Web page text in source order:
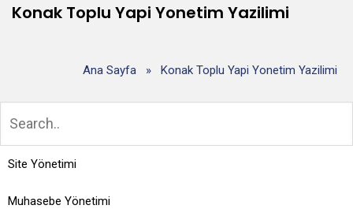
Konak Toplu Yapi Yonetim Yazilimi
Ana Sayfa » Konak Toplu Yapi Yonetim Yazilimi
Site Yönetimi
Muhasebe Yönetimi